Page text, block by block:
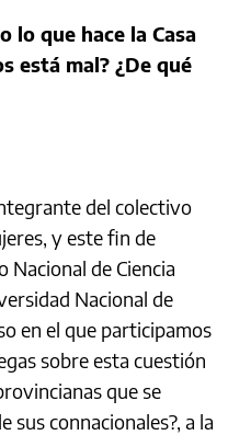
lo que hace la Casa
está mal? ¿De qué
del colectivo
y este fin de
Nacional de Ciencia
Nacional de
en el que participamos
sobre esta cuestión
que se
sus connacionales?, a la